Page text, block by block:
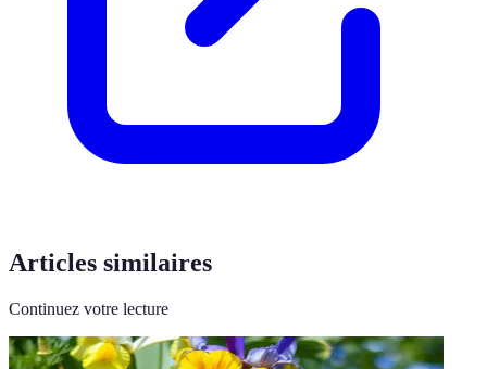
Articles similaires
Continuez votre lecture